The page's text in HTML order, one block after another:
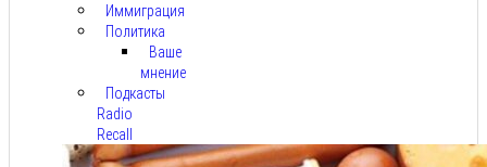
Иммиграция
Политика
Ваше
мнение
Подкасты
Radio
Recall